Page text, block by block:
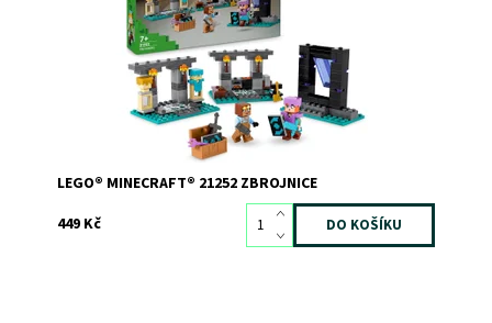
Dostupnost:
Skladem2
11463
LEGO
LEGO® MINECRAFT® 21252 ZBROJNICE
449 Kč